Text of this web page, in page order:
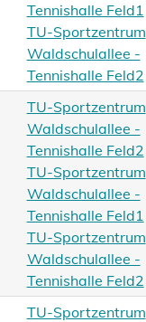
Tennishalle Feld1
TU-Sportzentrum
Waldschulallee -
Tennishalle Feld2
TU-Sportzentrum
Waldschulallee -
Tennishalle Feld2
TU-Sportzentrum
Waldschulallee -
Tennishalle Feld1
TU-Sportzentrum
Waldschulallee -
Tennishalle Feld2
TU-Sportzentrum